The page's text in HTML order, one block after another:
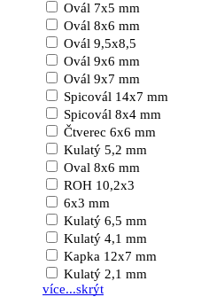
Ovál 7x5 mm
Ovál 8x6 mm
Ovál 9,5x8,5
Ovál 9x6 mm
Ovál 9x7 mm
Spicovál 14x7 mm
Spicovál 8x4 mm
Čtverec 6x6 mm
Kulatý 5,2 mm
Oval 8x6 mm
ROH 10,2x3
6x3 mm
Kulatý 6,5 mm
Kulatý 4,1 mm
Kapka 12x7 mm
Kulatý 2,1 mm
více...skrýt